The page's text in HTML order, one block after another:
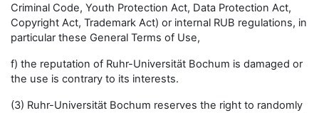
Criminal Code, Youth Protection Act, Data Protection Act,
Copyright Act, Trademark Act) or internal RUB regulations, in
particular these General Terms of Use,
f) the reputation of Ruhr-Universität Bochum is damaged or
the use is contrary to its interests.
(3) Ruhr-Universität Bochum reserves the right to randomly